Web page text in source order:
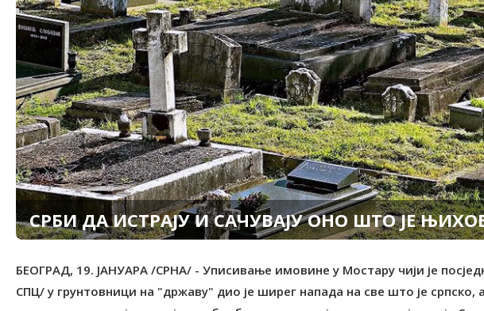
СРБИ ДА ИСТРАЈУ И САЧУВАЈУ ОНО ШТО ЈЕ
БЕОГРАД, 19. ЈАНУАРА /СРНА/ - Уписивање имовине у Мостару чији је
СПЦ/ у грунтовници на "државу" дио је ширег напада на све што је